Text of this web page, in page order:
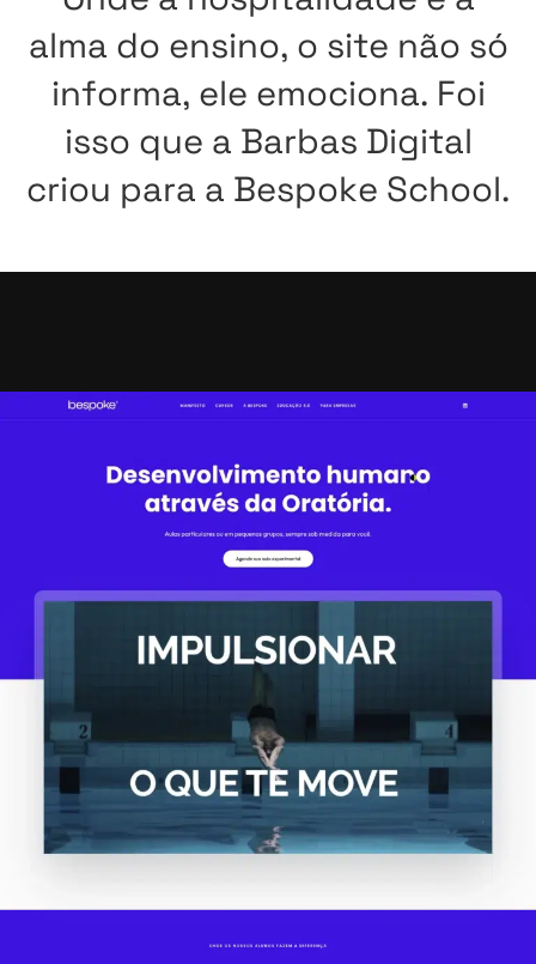
alma do ensino, o site não só
informa, ele emociona. Foi
isso que a Barbas Digital
criou para a Bespoke School.